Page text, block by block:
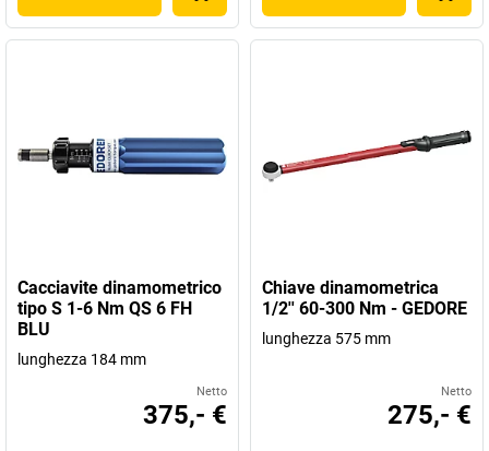
Cacciavite dinamometrico
tipo S 1-6 Nm QS 6 FH
BLU
lunghezza 184 mm
Netto
375,- €
Chiave dinamometrica
1/2'' 60-300 Nm - GEDORE
lunghezza 575 mm
Netto
275,- €